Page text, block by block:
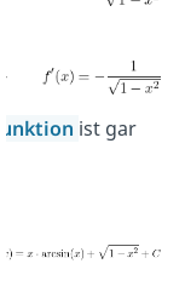
ist gar